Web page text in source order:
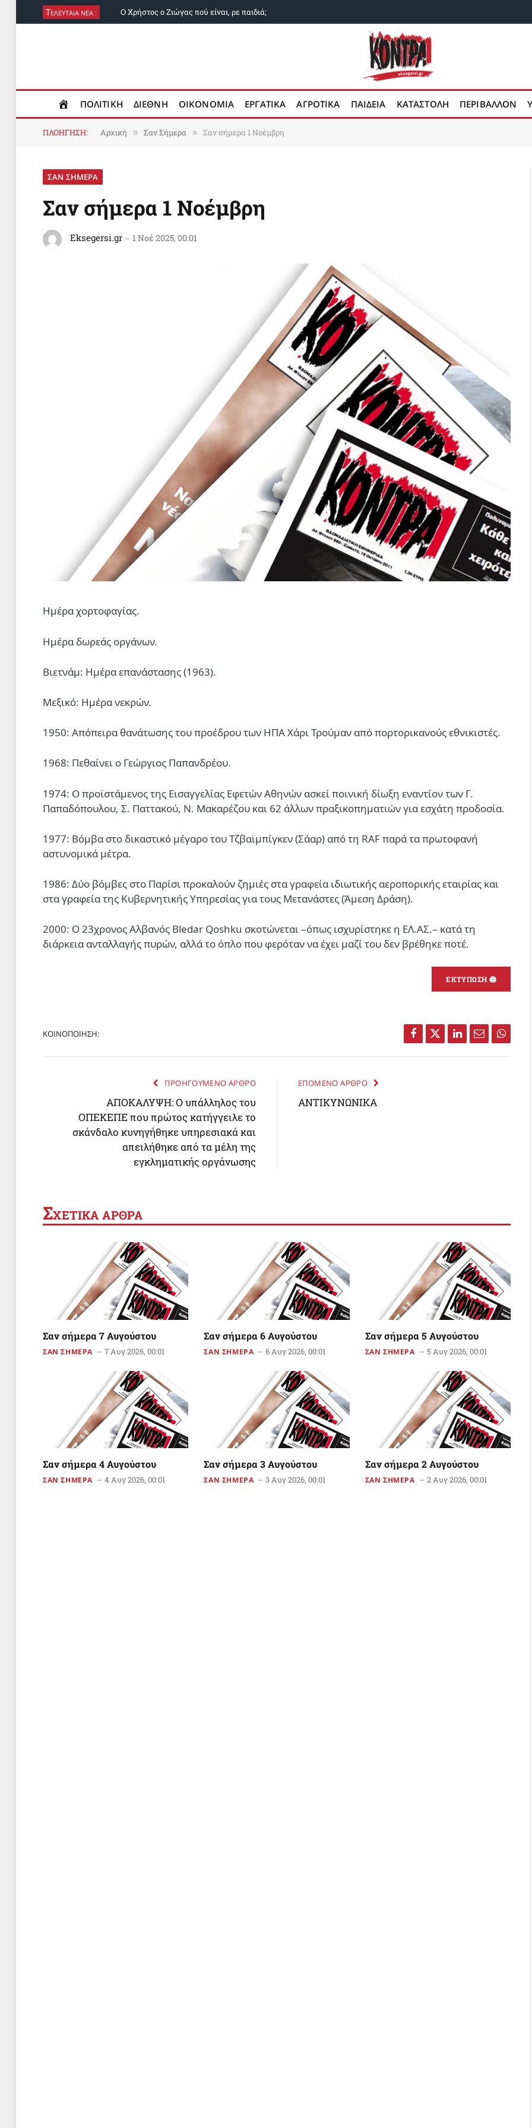
ΤΕΛΕΥΤΑΙΑ ΝΕΑ : Ο Χρήστος ο Ζιώγας πού είναι, ρε παιδιά;
ΠΟΛΙΤΙΚΗ ΔΙΕΘΝΗ ΟΙΚΟΝΟΜΙΑ ΕΡΓΑΤΙΚΑ ΑΓΡΟΤΙΚΑ ΠΑΙΔΕΙΑ ΚΑΤΑΣΤΟΛΗ ΠΕΡΙΒΑΛΛΟΝ
ΠΛΟΗΓΗΣΗ: Αρχική » Σαν Σήμερα » Σαν σήμερα 1 Νοέμβρη
ΣΑΝ ΣΗΜΕΡΑ
Σαν σήμερα 1 Νοέμβρη
Eksegersi.gr 1 Νοέ 2025, 00:01
Ημέρα χορτοφαγίας.
Ημέρα δωρεάς οργάνων.
Βιετνάμ: Ημέρα επανάστασης (1963).
Μεξικό: Ημέρα νεκρών.
1950: Απόπειρα θανάτωσης του προέδρου των ΗΠΑ Χάρι Τρούμαν από πορτορικανούς εθνικιστές.
1968: Πεθαίνει ο Γεώργιος Παπανδρέου.
1974: Ο προϊστάμενος της Εισαγγελίας Εφετών Αθηνών ασκεί ποινική δίωξη εναντίον των Γ.
Παπαδόπουλου, Σ. Παττακού, Ν. Μακαρέζου και 62 άλλων πραξικοπηματιών για εσχάτη προδοσία.
1977: Βόμβα στο δικαστικό μέγαρο του Τζβαϊμπίγκεν (Σάαρ) από τη RAF παρά τα πρωτοφανή
αστυνομικά μέτρα.
1986: Δύο βόμβες στο Παρίσι προκαλούν ζημιές στα γραφεία ιδιωτικής αεροπορικής εταιρίας και
στα γραφεία της Κυβερνητικής Υπηρεσίας για τους Μετανάστες (Άμεση Δράση).
2000: Ο 23χρονος Αλβανός Bledar Qoshku σκοτώνεται –όπως ισχυρίστηκε η ΕΛ.ΑΣ.– κατά τη
διάρκεια ανταλλαγής πυρών, αλλά το όπλο που φερόταν να έχει μαζί του δεν βρέθηκε ποτέ.
ΕΚΤΥΠΩΣΗ 🖨
ΚΟΙΝΟΠΟΙΗΣΗ:
Facebook
TwitterLinkedIn
Email
ΠΡΟΗΓΟΥΜΕΝΟ ΑΡΘΡΟ
ΑΠΟΚΑΛΥΨΗ: Ο υπάλληλος του
ΟΠΕΚΕΠΕ που πρώτος κατήγγειλε το
σκάνδαλο κυνηγήθηκε υπηρεσιακά και
απειλήθηκε από τα μέλη της
εγκληματικής οργάνωσης
ΕΠΟΜΕΝΟ ΑΡΘΡΟ
ΑΝΤΙΚΥΝΩΝΙΚΑ
ΣΧΕΤΙΚΑ ΑΡΘΡΑ
Σαν σήμερα 7 Αυγούστου
ΣΑΝ ΣΗΜΕΡΑ 7 Αυγ 2026, 00:01
Σαν σήμερα 6 Αυγούστου
ΣΑΝ ΣΗΜΕΡΑ 6 Αυγ 2026, 00:01
Σαν σήμερα 5 Αυγούστου
ΣΑΝ ΣΗΜΕΡΑ 5 Αυγ 2026, 00:01
Σαν σήμερα 4 Αυγούστου
ΣΑΝ ΣΗΜΕΡΑ 4 Αυγ 2026, 00:01
Σαν σήμερα 3 Αυγούστου
ΣΑΝ ΣΗΜΕΡΑ 3 Αυγ 2026, 00:01
Σαν σήμερα 2 Αυγούστου
ΣΑΝ ΣΗΜΕΡΑ 2 Αυγ 2026, 00:01